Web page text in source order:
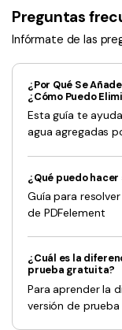
Preguntas
Infórmate de las
¿Por Qué Se
¿Cómo Puedo
Esta guía te
agua agregadas
¿Qué puedo
Guía para
de PDFelement
¿Cuál es la
prueba gratuita?
Para aprender la
versión de